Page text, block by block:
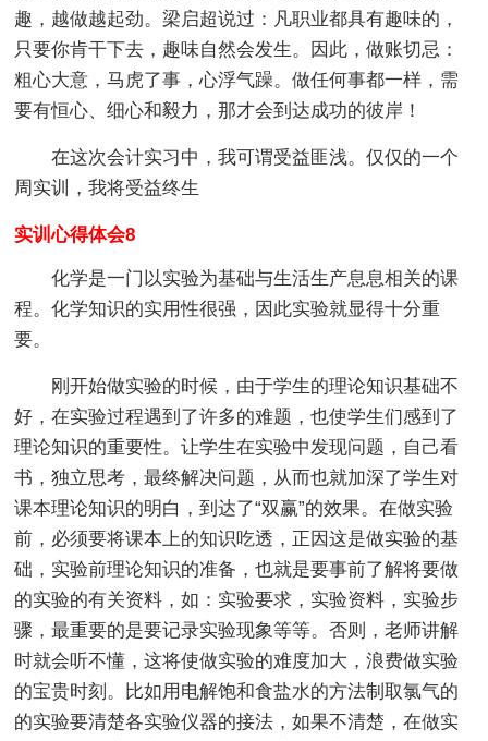
趣，越做越起劲。梁启超说过：凡职业都具有趣味的，
只要你肯干下去，趣味自然会发生。因此，做账切忌：
粗心大意，马虎了事，心浮气躁。做任何事都一样，需
要有恒心、细心和毅力，那才会到达成功的彼岸！
在这次会计实习中，我可谓受益匪浅。仅仅的一个
周实训，我将受益终生
实训心得体会8
化学是一门以实验为基础与生活生产息息相关的课
程。化学知识的实用性很强，因此实验就显得十分重
要。
刚开始做实验的时候，由于学生的理论知识基础不
好，在实验过程遇到了许多的难题，也使学生们感到了
理论知识的重要性。让学生在实验中发现问题，自己看
书，独立思考，最终解决问题，从而也就加深了学生对
课本理论知识的明白，到达了“双赢”的效果。在做实验
前，必须要将课本上的知识吃透，正因这是做实验的基
础，实验前理论知识的准备，也就是要事前了解将要做
的实验的有关资料，如：实验要求，实验资料，实验步
骤，最重要的是要记录实验现象等等。否则，老师讲解
时就会听不懂，这将使做实验的难度加大，浪费做实验
的宝贵时刻。比如用电解饱和食盐水的方法制取氯气的
的实验要清楚各实验仪器的接法，如果不清楚，在做实